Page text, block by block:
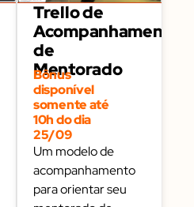
Trello de
Acompanhamento
de
Mentorado
Bônus
disponível
somente até
10h do dia
25/09
Um modelo de
acompanhamento
para orientar seu